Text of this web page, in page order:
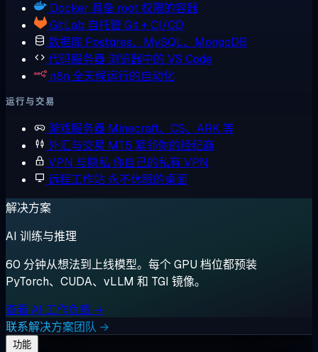
Docker 具备 root 权限的容器
GitLab 自托管 Git + CI/CD
数据库 Postgres、MySQL、MongoDB
代码服务器 浏览器中的 VS Code
n8n 全天候运行的自动化
运行与交易
游戏服务器 Minecraft、CS、ARK 等
外汇与交易 MT5 紧邻你的经纪商
VPN 与隐私 你自己的私有 VPN
远程工作站 永不休眠的桌面
解决方案
AI 训练与推理
60 分钟从想法到上线模型。每个 GPU 档位都预装
PyTorch、CUDA、vLLM 和 TGI 镜像。
查看 AI 工作负载 →
联系解决方案团队 →